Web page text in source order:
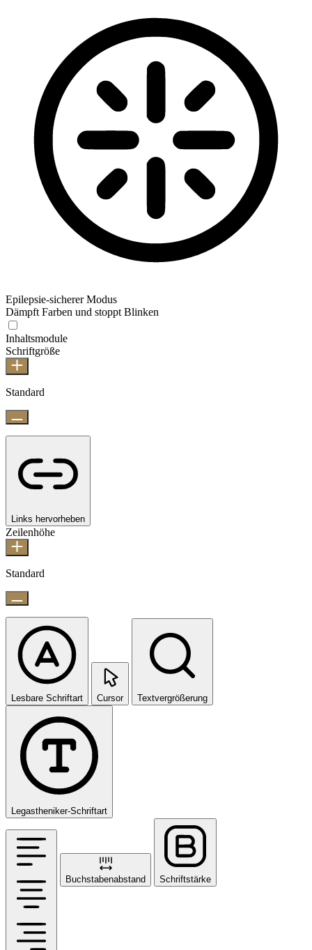
Epilepsie-sicherer Modus
Dämpft Farben und stoppt Blinken
Inhaltsmodule
Schriftgröße
Standard
Links hervorheben
Zeilenhöhe
Standard
Lesbare Schriftart Cursor Textvergrößerung
Legastheniker-Schriftart
Buchstabenabstand Schriftstärke